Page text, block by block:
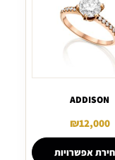
ADDISON
₪12,000
אפשרויות